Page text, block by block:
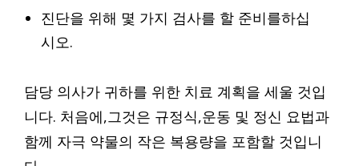
진단을 위해 몇 가지 검사를 할 준비를하십
시오.
담당 의사가 귀하를 위한 치료 계획을 세울 것입
니다. 처음에,그것은 규정식,운동 및 정신 요법과
함께 자극 약물의 작은 복용량을 포함할 것입니